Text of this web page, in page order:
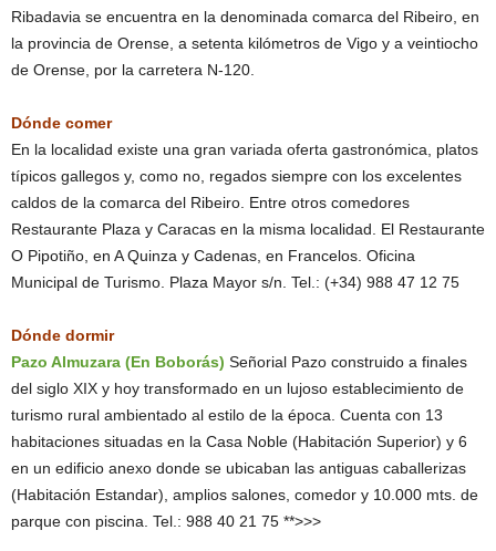
Ribadavia se encuentra en la denominada comarca del Ribeiro, en
la provincia de Orense, a setenta kilómetros de Vigo y a veintiocho
de Orense, por la carretera N-120.
Dónde comer
En la localidad existe una gran variada oferta gastronómica, platos
típicos gallegos y, como no, regados siempre con los excelentes
caldos de la comarca del Ribeiro. Entre otros comedores
Restaurante Plaza y Caracas en la misma localidad. El Restaurante
O Pipotiño, en A Quinza y Cadenas, en Francelos. Oficina
Municipal de Turismo. Plaza Mayor s/n. Tel.: (+34) 988 47 12 75
Dónde dormir
Pazo Almuzara (En Boborás) Señorial Pazo construido a finales
del siglo XIX y hoy transformado en un lujoso establecimiento de
turismo rural ambientado al estilo de la época. Cuenta con 13
habitaciones situadas en la Casa Noble (Habitación Superior) y 6
en un edificio anexo donde se ubicaban las antiguas caballerizas
(Habitación Estandar), amplios salones, comedor y 10.000 mts. de
parque con piscina. Tel.: 988 40 21 75 **>>>